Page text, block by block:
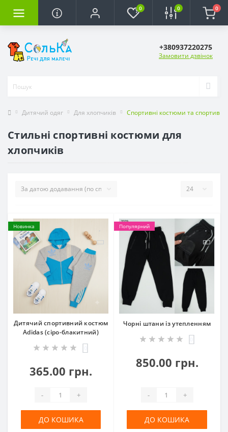
0 0 0
+380937220275
Замовити дзвінок
Дитячий одяг Для хлопчиків Спортивні костюми та
Стильні спортивні костюми для
хлопчиків
Новинка
​Дитячий спортивний костюм
Adidas (сіро-блакитний)
365.00 грн.
- +
ДО КОШИКА
Популярний
Чорні штани із утепленням
850.00 грн.
- +
ДО КОШИКА